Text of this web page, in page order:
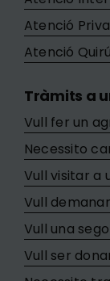
Atenció
Atenció
Tràmits a
Vull fer un
Necessito
Vull visitar a
Vull
Vull una
Vull ser